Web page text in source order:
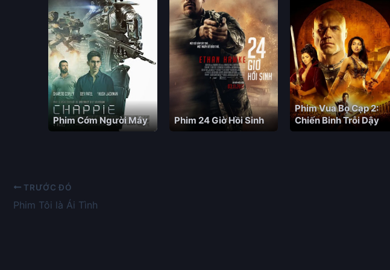
Phim Cớm Người Máy Phim 24 Giờ Hồi Sinh
Phim Vua Bọ Cạp 2:
Chiến Binh Trỗi Dậy
TRƯỚC ĐÓ
Phim Tôi là Ái Tình